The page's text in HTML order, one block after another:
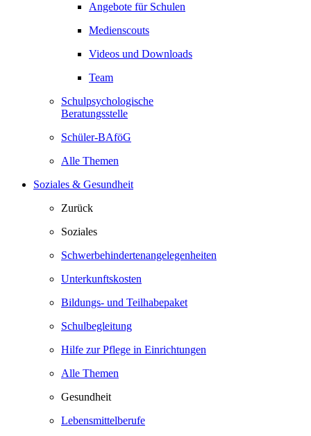
Angebote für Schulen
Medienscouts
Videos und Downloads
Team
Schulpsychologische
Beratungsstelle
Schüler-BAföG
Alle Themen
Soziales & Gesundheit
Zurück
Soziales
Schwerbehindertenangelegenheiten
Unterkunftskosten
Bildungs- und Teilhabepaket
Schulbegleitung
Hilfe zur Pflege in Einrichtungen
Alle Themen
Gesundheit
Lebensmittelberufe